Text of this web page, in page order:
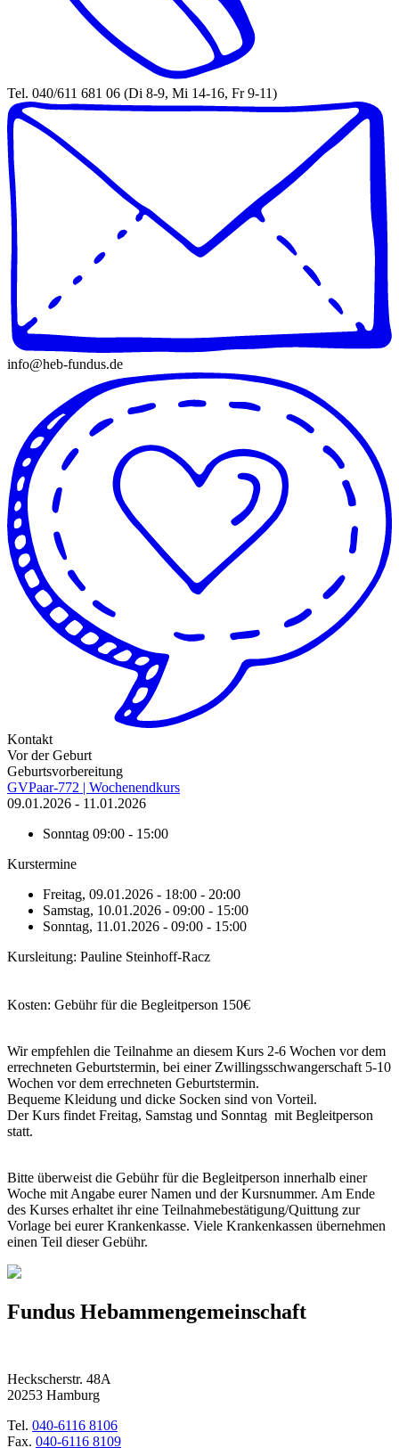
Tel. 040/611 681 06 (Di 8-9, Mi 14-16, Fr 9-11)
info@heb-fundus.de
Kontakt
Vor der Geburt
Geburtsvorbereitung
GVPaar-772 | Wochenendkurs
09.01.2026 - 11.01.2026
Sonntag 09:00 - 15:00
Kurstermine
Freitag, 09.01.2026 - 18:00 - 20:00
Samstag, 10.01.2026 - 09:00 - 15:00
Sonntag, 11.01.2026 - 09:00 - 15:00
Kursleitung: Pauline Steinhoff-Racz
Kosten: Gebühr für die Begleitperson 150€
Wir empfehlen die Teilnahme an diesem Kurs 2-6 Wochen vor dem
errechneten Geburtstermin, bei einer Zwillingsschwangerschaft 5-10
Wochen vor dem errechneten Geburtstermin.
Bequeme Kleidung und dicke Socken sind von Vorteil.
Der Kurs findet Freitag, Samstag und Sonntag mit Begleitperson
statt.
Bitte überweist die Gebühr für die Begleitperson innerhalb einer
Woche mit Angabe eurer Namen und der Kursnummer. Am Ende
des Kurses erhaltet ihr eine Teilnahmebestätigung/Quittung zur
Vorlage bei eurer Krankenkasse. Viele Krankenkassen übernehmen
einen Teil dieser Gebühr.
Fundus Hebammengemeinschaft
Heckscherstr. 48A
20253 Hamburg
Tel. 040-6116 8106
Fax. 040-6116 8109